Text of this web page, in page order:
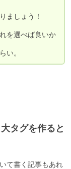
ましょう！
を選べば良いか
い。
タグを作ると
て書く記事もあれ